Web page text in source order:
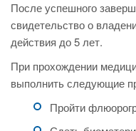
После успешного
свидетельство о
действия до 5 лет.
При прохождении
выполнить следующие
Пройти